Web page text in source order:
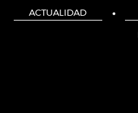
ACTUALIDAD